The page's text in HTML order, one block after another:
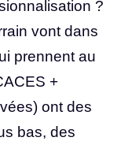
?
vont dans
prennent au
+
ont des
bas, des